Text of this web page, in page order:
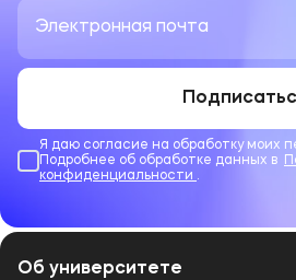
Я даю согласие на обработку моих
Подробнее об обработке данных в
конфиденциальности .
Об университете